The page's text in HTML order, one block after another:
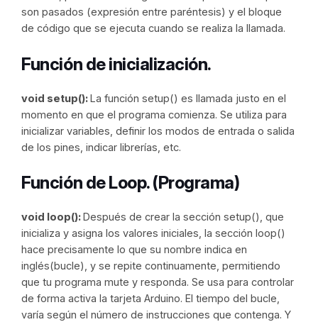
son pasados (expresión entre paréntesis) y el bloque
de código que se ejecuta cuando se realiza la llamada.
Función de inicialización.
void setup():La función setup() es llamada justo en el
momento en que el programa comienza. Se utiliza para
inicializar variables, definir los modos de entrada o salida
de los pines, indicar librerías, etc.
Función de Loop. (Programa)
void loop():Después de crear la sección setup(), que
inicializa y asigna los valores iniciales, la sección loop()
hace precisamente lo que su nombre indica en
inglés(bucle), y se repite continuamente, permitiendo
que tu programa mute y responda. Se usa para controlar
de forma activa la tarjeta Arduino. El tiempo del bucle,
varía según el número de instrucciones que contenga. Y